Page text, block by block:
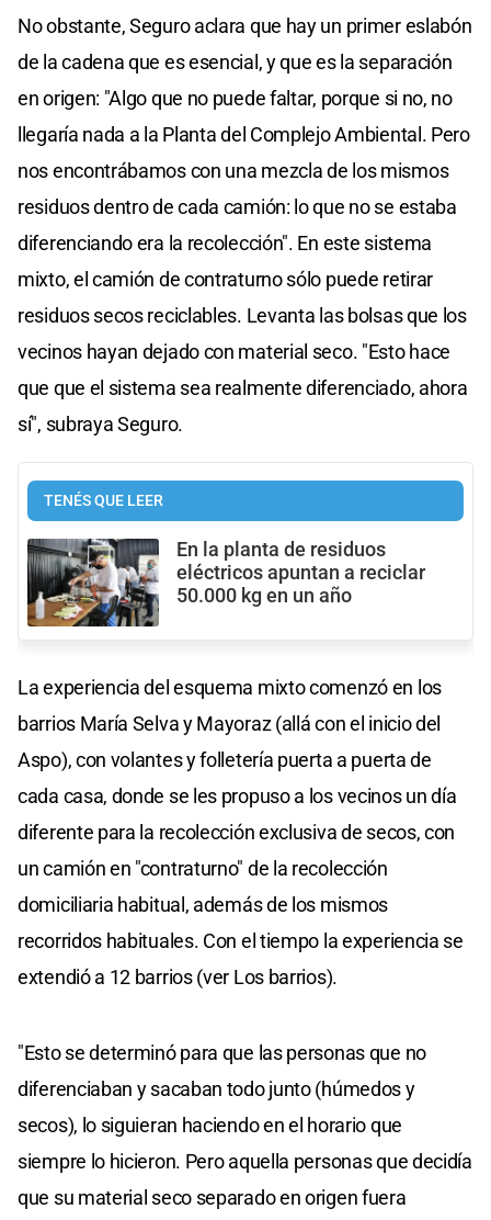
No obstante, Seguro aclara que hay un primer eslabón
de la cadena que es esencial, y que es la separación
en origen: "Algo que no puede faltar, porque si no, no
llegaría nada a la Planta del Complejo Ambiental. Pero
nos encontrábamos con una mezcla de los mismos
residuos dentro de cada camión: lo que no se estaba
diferenciando era la recolección". En este sistema
mixto, el camión de contraturno sólo puede retirar
residuos secos reciclables. Levanta las bolsas que los
vecinos hayan dejado con material seco. "Esto hace
que que el sistema sea realmente diferenciado, ahora
sí", subraya Seguro.
TENÉS QUE LEER
En la planta de residuos
eléctricos apuntan a reciclar
50.000 kg en un año
La experiencia del esquema mixto comenzó en los
barrios María Selva y Mayoraz (allá con el inicio del
Aspo), con volantes y folletería puerta a puerta de
cada casa, donde se les propuso a los vecinos un día
diferente para la recolección exclusiva de secos, con
un camión en "contraturno" de la recolección
domiciliaria habitual, además de los mismos
recorridos habituales. Con el tiempo la experiencia se
extendió a 12 barrios (ver Los barrios).
"Esto se determinó para que las personas que no
diferenciaban y sacaban todo junto (húmedos y
secos), lo siguieran haciendo en el horario que
siempre lo hicieron. Pero aquella personas que decidía
que su material seco separado en origen fuera